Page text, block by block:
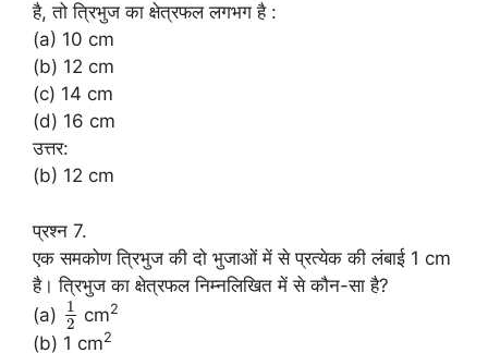
है, तो त्रिभुज का क्षेत्रफल लगभग है :
(a) 10 cm
(b) 12 cm
(c) 14 cm
(d) 16 cm
उत्तर:
(b) 12 cm
प्रश्न 7.
एक समकोण त्रिभुज की दो भुजाओं में से प्रत्येक की लंबाई 1 cm
है। त्रिभुज का क्षेत्रफल निम्नलिखित में से कौन-सा है?
(a)
1
2 cm2
(b) 1 cm2